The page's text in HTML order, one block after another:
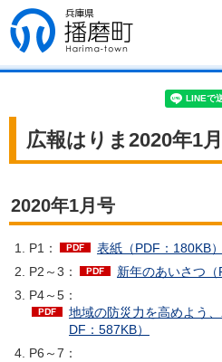
兵庫県 播磨
町
広報はりま2020年1
2020年1月号
P1：
表紙（PDF：180KB）
P2～3：
新年のあいさつ（
P4～5：
地域の防災力を高めよう
DF：587KB）
P6～7：